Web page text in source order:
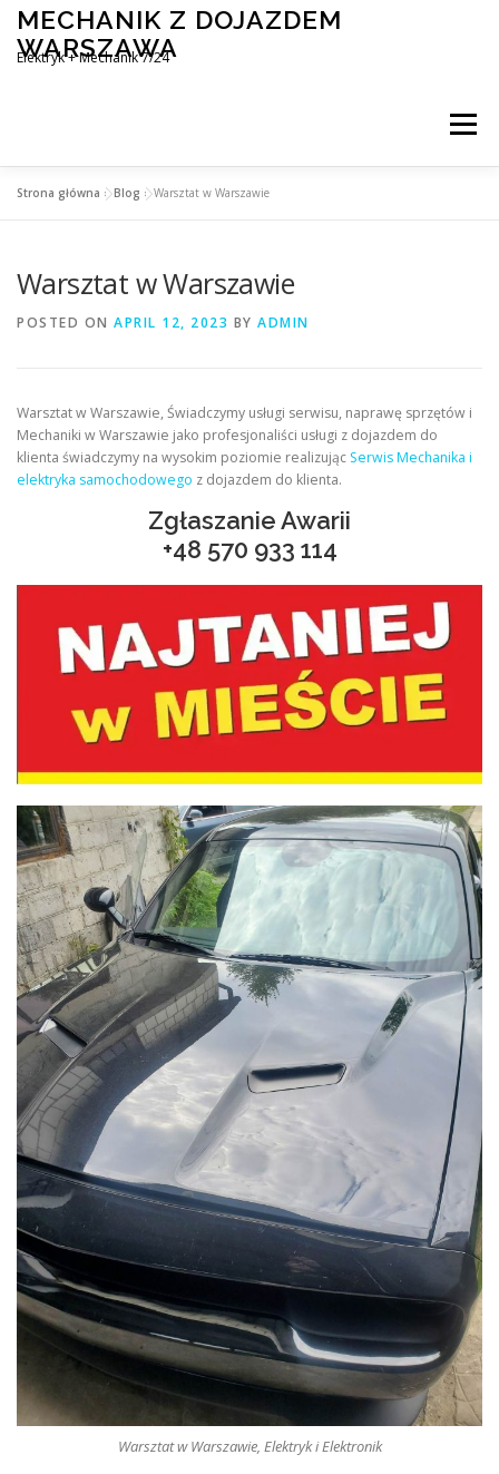
Skip
content
MECHANIK Z DOJAZDEM
WARSZAWA
Elektryk + Mechanik 7/24
Menu
ELEKTRYK SAMOCHODOWY BLOG
Strona główna »Blog »Warsztat w Warszawie
Warsztat w Warszawie
POSTED ON APRIL 12, 2023 BY ADMIN
Warsztat w Warszawie, Świadczymy usługi serwisu, naprawę sprzętów i
Mechaniki w Warszawie jako profesjonaliści usługi z dojazdem do
klienta świadczymy na wysokim poziomie realizując Serwis Mechanika i
elektryka samochodowego z dojazdem do klienta.
Zgłaszanie Awarii
+48 570 933 114
Warsztat w Warszawie, Elektryk i Elektronik